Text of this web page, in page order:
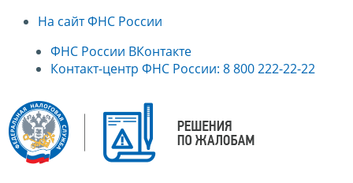
На сайт ФНС России
ФНС России ВКонтакте
Контакт-центр ФНС России: 8 800 222-22-22